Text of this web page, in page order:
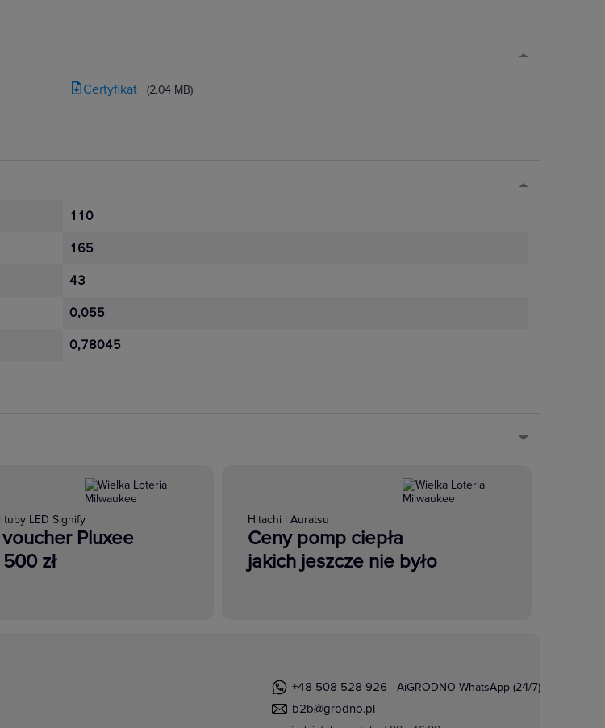
Certyfikat (2.04 MB)
110
165
43
0,055
0,78045
LED Signify
Pluxee
zł
Hitachi i Auratsu
Ceny pomp ciepła
jakich jeszcze nie było
+48 508 528 926 - AiGRODNO WhatsApp (24/7)
b2b@grodno.pl